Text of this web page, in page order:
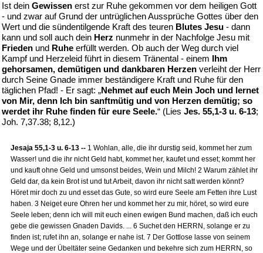
Ist dein Gewissen erst zur Ruhe gekommen vor dem heiligen Gott
- und zwar auf Grund der untrüglichen Aussprüche Gottes über den
Wert und die sündentilgende Kraft des teuren Blutes Jesu - dann
kann und soll auch dein Herz nunmehr in der Nachfolge Jesu mit
Frieden und Ruhe erfüllt werden. Ob auch der Weg durch viel
Kampf und Herzeleid führt in diesem Tränental - einem Ihm
gehorsamen, demütigen und dankbaren Herzen verleiht der Herr
durch Seine Gnade immer beständigere Kraft und Ruhe für den
täglichen Pfad! - Er sagt: „Nehmet auf euch Mein Joch und lernet
von Mir, denn Ich bin sanftmütig und von Herzen demütig; so
werdet ihr Ruhe finden für eure Seele.“ (Lies Jes. 55,1-3 u. 6-13;
Joh. 7,37.38; 8,12.)
Jesaja 55,1-3 u. 6-13 -- 1 Wohlan, alle, die ihr durstig seid, kommet her zum
Wasser! und die ihr nicht Geld habt, kommet her, kaufet und esset; kommt her
und kauft ohne Geld und umsonst beides, Wein und Milch! 2 Warum zählet ihr
Geld dar, da kein Brot ist und tut Arbeit, davon ihr nicht satt werden könnt?
Höret mir doch zu und esset das Gute, so wird eure Seele am Fetten ihre Lust
haben. 3 Neiget eure Ohren her und kommet her zu mir, höret, so wird eure
Seele leben; denn ich will mit euch einen ewigen Bund machen, daß ich euch
gebe die gewissen Gnaden Davids. ... 6 Suchet den HERRN, solange er zu
finden ist; rufet ihn an, solange er nahe ist. 7 Der Gottlose lasse von seinem
Wege und der Übeltäter seine Gedanken und bekehre sich zum HERRN, so